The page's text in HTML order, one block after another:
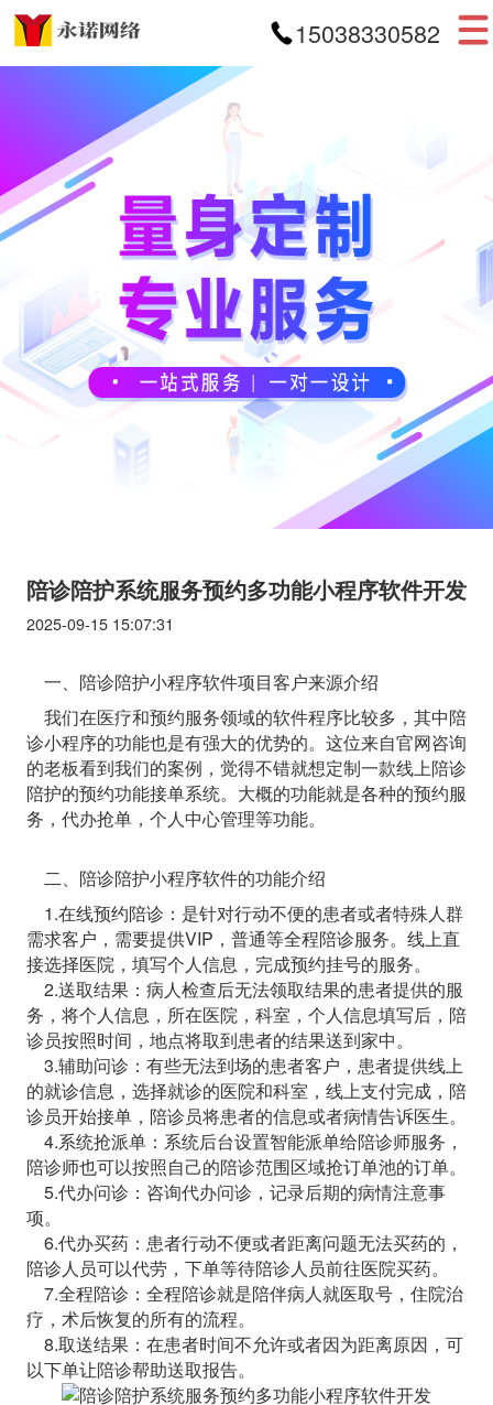
15038330582
首页
APP开发
小程序开发
案例展示
新闻资讯
关于我们
陪诊陪护系统服务预约多功能小程序软件开发
2025-09-15 15:07:31
一、陪诊陪护小程序软件项目客户来源介绍
我们在医疗和预约服务领域的软件程序比较多，其中陪
诊小程序的功能也是有强大的优势的。这位来自官网咨询
的老板看到我们的案例，觉得不错就想定制一款线上陪诊
陪护的预约功能接单系统。大概的功能就是各种的预约服
务，代办抢单，个人中心管理等功能。
二、陪诊陪护小程序软件的功能介绍
1.在线预约陪诊：是针对行动不便的患者或者特殊人群
需求客户，需要提供VIP，普通等全程陪诊服务。线上直
接选择医院，填写个人信息，完成预约挂号的服务。
2.送取结果：病人检查后无法领取结果的患者提供的服
务，将个人信息，所在医院，科室，个人信息填写后，陪
诊员按照时间，地点将取到患者的结果送到家中。
3.辅助问诊：有些无法到场的患者客户，患者提供线上
的就诊信息，选择就诊的医院和科室，线上支付完成，陪
诊员开始接单，陪诊员将患者的信息或者病情告诉医生。
4.系统抢派单：系统后台设置智能派单给陪诊师服务，
陪诊师也可以按照自己的陪诊范围区域抢订单池的订单。
5.代办问诊：咨询代办问诊，记录后期的病情注意事
项。
6.代办买药：患者行动不便或者距离问题无法买药的，
陪诊人员可以代劳，下单等待陪诊人员前往医院买药。
7.全程陪诊：全程陪诊就是陪伴病人就医取号，住院治
疗，术后恢复的所有的流程。
8.取送结果：在患者时间不允许或者因为距离原因，可
以下单让陪诊帮助送取报告。